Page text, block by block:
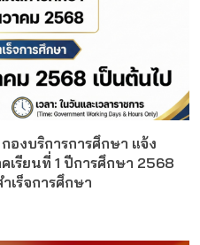
องบริการการศึกษา แจ้ง
เรียนที่ 1 ปีการศึกษา 2568
เร็จการศึกษา